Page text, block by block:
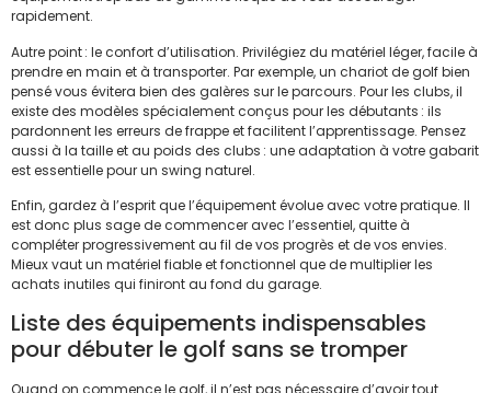
rapidement.
Autre point : le confort d’utilisation. Privilégiez du matériel léger, facile à
prendre en main et à transporter. Par exemple, un chariot de golf bien
pensé vous évitera bien des galères sur le parcours. Pour les clubs, il
existe des modèles spécialement conçus pour les débutants : ils
pardonnent les erreurs de frappe et facilitent l’apprentissage. Pensez
aussi à la taille et au poids des clubs : une adaptation à votre gabarit
est essentielle pour un swing naturel.
Enfin, gardez à l’esprit que l’équipement évolue avec votre pratique. Il
est donc plus sage de commencer avec l’essentiel, quitte à
compléter progressivement au fil de vos progrès et de vos envies.
Mieux vaut un matériel fiable et fonctionnel que de multiplier les
achats inutiles qui finiront au fond du garage.
Liste des équipements indispensables
pour débuter le golf sans se tromper